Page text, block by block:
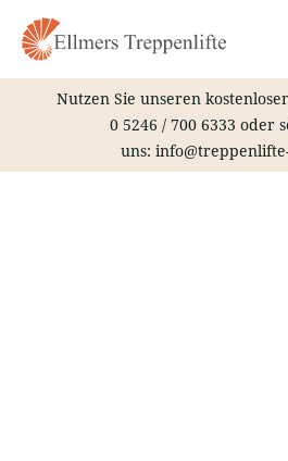
Inhalt
springen
Nutzen Sie unseren
0 5246 / 700 6333 oder
uns: